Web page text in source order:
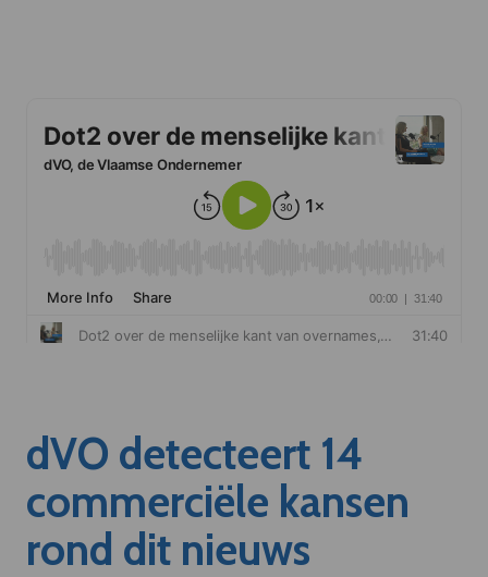
dVO detecteert 14
commerciële kansen
rond dit nieuws